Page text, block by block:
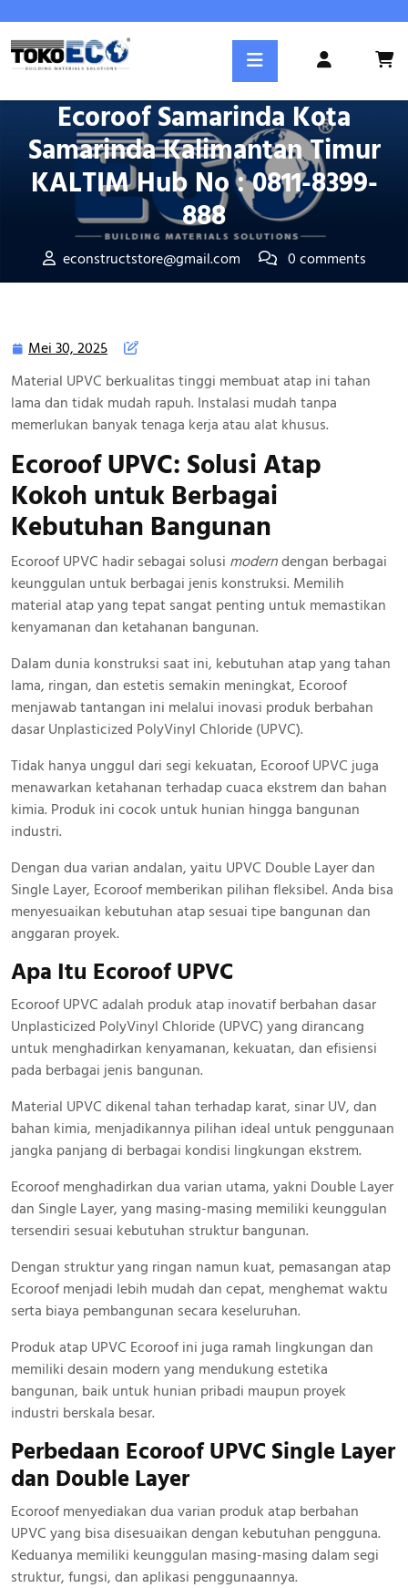
content
Register
Posted On Mei 30, 2025
Atap Tidak Mudah Terbakar
Ecoroof Samarinda Kota
Samarinda Kalimantan Timur
KALTIM Hub No : 0811-8399-
888
econstructstore@gmail.com
0 comments
Timur KALTIM Hub No : 0811-8399-888
Mei 30, 2025 Mei
2025
Material UPVC berkualitas tinggi membuat atap ini tahan
lama dan tidak mudah rapuh. Instalasi mudah tanpa
memerlukan banyak tenaga kerja atau alat khusus.
Ecoroof UPVC: Solusi Atap
Kokoh untuk Berbagai
Kebutuhan Bangunan
Ecoroof UPVC hadir sebagai solusi moderndengan berbagai
keunggulan untuk berbagai jenis konstruksi. Memilih
material atap yang tepat sangat penting untuk memastikan
kenyamanan dan ketahanan bangunan.
Dalam dunia konstruksi saat ini, kebutuhan atap yang tahan
lama, ringan, dan estetis semakin meningkat, Ecoroof
menjawab tantangan ini melalui inovasi produk berbahan
dasar Unplasticized PolyVinyl Chloride (UPVC).
Tidak hanya unggul dari segi kekuatan, Ecoroof UPVC juga
menawarkan ketahanan terhadap cuaca ekstrem dan bahan
kimia. Produk ini cocok untuk hunian hingga bangunan
industri.
Dengan dua varian andalan, yaitu UPVC Double Layer dan
Single Layer, Ecoroof memberikan pilihan fleksibel. Anda bisa
menyesuaikan kebutuhan atap sesuai tipe bangunan dan
anggaran proyek.
Apa Itu Ecoroof UPVC
Ecoroof UPVC adalah produk atap inovatif berbahan dasar
Unplasticized PolyVinyl Chloride (UPVC) yang dirancang
untuk menghadirkan kenyamanan, kekuatan, dan efisiensi
pada berbagai jenis bangunan.
Material UPVC dikenal tahan terhadap karat, sinar UV, dan
bahan kimia, menjadikannya pilihan ideal untuk penggunaan
jangka panjang di berbagai kondisi lingkungan ekstrem.
Ecoroof menghadirkan dua varian utama, yakni Double Layer
dan Single Layer, yang masing-masing memiliki keunggulan
tersendiri sesuai kebutuhan struktur bangunan.
Dengan struktur yang ringan namun kuat, pemasangan atap
Ecoroof menjadi lebih mudah dan cepat, menghemat waktu
serta biaya pembangunan secara keseluruhan.
Produk atap UPVC Ecoroof ini juga ramah lingkungan dan
memiliki desain modern yang mendukung estetika
bangunan, baik untuk hunian pribadi maupun proyek
industri berskala besar.
Perbedaan Ecoroof UPVC Single Layer
dan Double Layer
Ecoroof menyediakan dua varian produk atap berbahan
UPVC yang bisa disesuaikan dengan kebutuhan pengguna.
Keduanya memiliki keunggulan masing-masing dalam segi
struktur, fungsi, dan aplikasi penggunaannya.